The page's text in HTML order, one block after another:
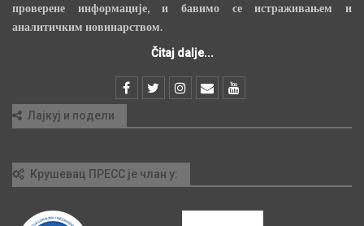
проверене информације, и бавимо се истраживањем и
аналитичким новинарством.
Čitaj dalje...
Лајкуј и подели
Крушевац ПРЕСС је члан у: